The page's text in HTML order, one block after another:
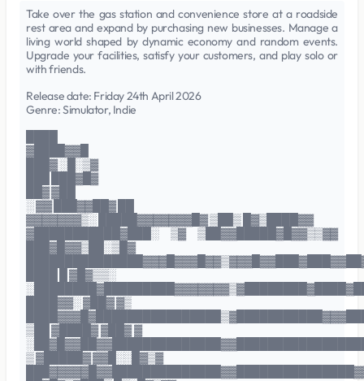
Take over the gas station and convenience store at a roadside
rest area and expand by purchasing new businesses. Manage a
living world shaped by dynamic economy and random events.
Upgrade your facilities, satisfy your customers, and play solo or
with friends.
Release date: Friday 24th April 2026
Genre: Simulator, Indie
▓████▓▓█
███▓ ░█░▒▓
███ ███▓█▓
██▓ ▓██
░ ▓▓ ███▓▓██▓ ██
▓▓▓▓▓▓▓▒░ █████▓▓▓▓▓▓▓█▓ ▒██▒ █▓▒████▓▓
▓███████████▓███░ ▒▓ ▒██▓▓█████▓█▓▓▒▒▓▓
███▓█▓▓▒██░▒█▓
████ █ ▓█▓▒▒░
████▓▓░ ▓██▓ ▓▒
▒██ ▓████▓ ▓██▓ ▓
▒ ▓█████▓ ▓▓█░░█▓▒▓